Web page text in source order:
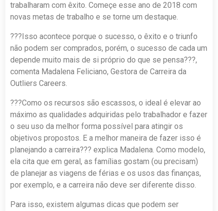
trabalharam com êxito. Começe esse ano de 2018 com
novas metas de trabalho e se torne um destaque.
???Isso acontece porque o sucesso, o êxito e o triunfo
não podem ser comprados, porém, o sucesso de cada um
depende muito mais de si próprio do que se pensa???,
comenta Madalena Feliciano, Gestora de Carreira da
Outliers Careers.
???Como os recursos são escassos, o ideal é elevar ao
máximo as qualidades adquiridas pelo trabalhador e fazer
o seu uso da melhor forma possível para atingir os
objetivos propostos. E a melhor maneira de fazer isso é
planejando a carreira??? explica Madalena. Como modelo,
ela cita que em geral, as famílias gostam (ou precisam)
de planejar as viagens de férias e os usos das finanças,
por exemplo, e a carreira não deve ser diferente disso.
Para isso, existem algumas dicas que podem ser